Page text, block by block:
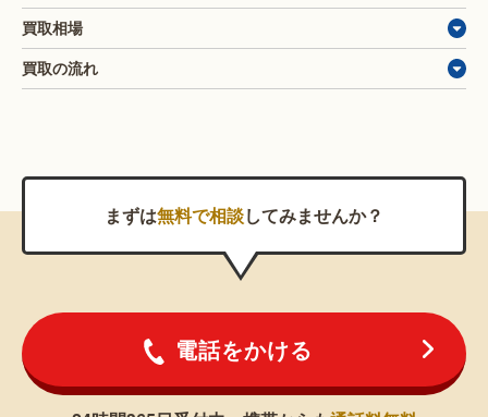
買取相場
買取の流れ
まずは無料で相談してみませんか？
電話をかける